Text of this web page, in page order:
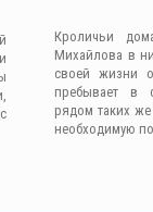
Кроличьи
Михайлова в
своей жизни
пребывает в
рядом таких
необходимую